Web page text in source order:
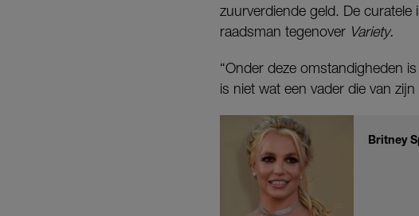
zuurverdiende geld. De
raadsman tegenover Variety.
“Onder deze omstandigheden
is niet wat een vader die van
Britney